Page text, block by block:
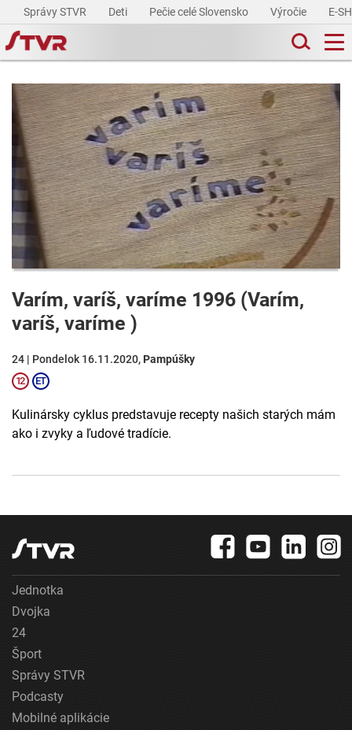
Správy STVR Deti Pečie celé Slovensko Výročie E-
Varím, varíš, varíme 1996 (Varím,
varíš, varíme )
24 | Pondelok 16.11.2020, Pampúšky
Kulinársky cyklus predstavuje recepty našich starých mám
ako i zvyky a ľudové tradície.
Jednotka
Dvojka
24
Šport
Správy STVR
Podcasty
Mobilné aplikácie